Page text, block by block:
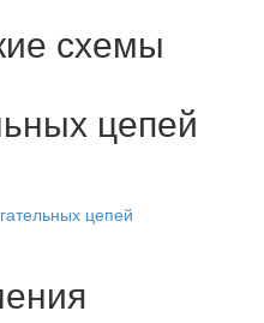
схемы
цепей
цепей